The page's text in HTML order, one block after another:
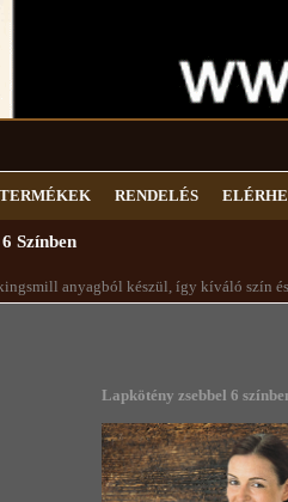
TERMÉKEK
RENDELÉS
Színben
anyagból készül, így kíváló szín
zsebbel 6 színben